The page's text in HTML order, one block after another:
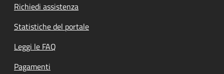
Richiedi assistenza
Statistiche del portale
Leggi le FAQ
Pagamenti